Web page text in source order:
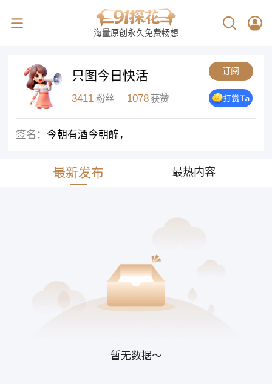
海量原创永久免费畅想
只图今日快活 订阅
3411 粉丝 1078 获赞
签名： 今朝有酒今朝醉，
最新发布 最热内容
暂无数据～